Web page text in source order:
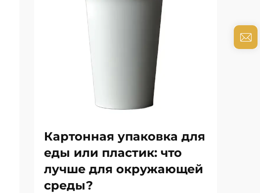
Картонная упаковка для
еды или пластик: что
лучше для окружающей
среды?